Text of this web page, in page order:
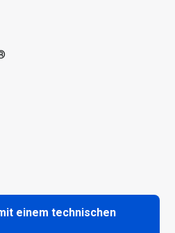
einem technischen